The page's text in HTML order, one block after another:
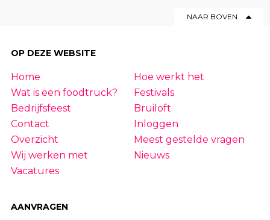
NAAR BOVEN
OP DEZE WEBSITE
Home
Hoe werkt het
Wat is een foodtruck?
Festivals
Bedrijfsfeest
Bruiloft
Contact
Inloggen
Overzicht
Meest gestelde vragen
Wij werken met
Nieuws
Vacatures
AANVRAGEN